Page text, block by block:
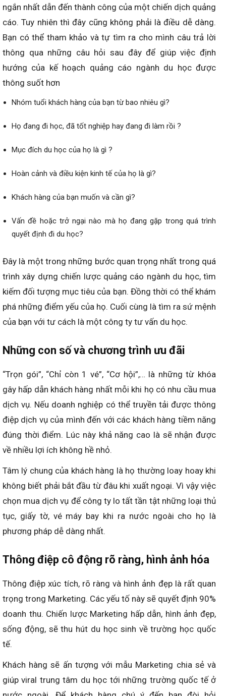
ngắn nhất dẫn đến thành công của một chiến dịch quảng
cáo. Tuy nhiên thì đây cũng không phải là điều dễ dàng.
Bạn có thể tham khảo và tự tìm ra cho mình câu trả lời
thông qua những câu hỏi sau đây để giúp việc định
hướng của kế hoạch quảng cáo ngành du học được
thông suốt hơn
Nhóm tuổi khách hàng của bạn từ bao nhiêu gì?
Họ đang đi học, đã tốt nghiệp hay đang đi làm rồi ?
Mục đích du học của họ là gì ?
Hoàn cảnh và điều kiện kinh tế của họ là gì?
Khách hàng của bạn muốn và cần gì?
Vấn đề hoặc trở ngại nào mà họ đang gặp trong quá trình
quyết định đi du học?
Đây là một trong những bước quan trọng nhất trong quá
trình xây dựng chiến lược quảng cáo ngành du học, tìm
kiếm đối tượng mục tiêu của bạn. Đồng thời có thể khám
phá những điểm yếu của họ. Cuối cùng là tìm ra sứ mệnh
của bạn với tư cách là một công ty tư vấn du học.
Những con số và chương trình ưu đãi
“Trọn gói”, “Chỉ còn 1 vé”, “Cơ hội”,… là những từ khóa
gây hấp dẫn khách hàng nhất mỗi khi họ có nhu cầu mua
dịch vụ. Nếu doanh nghiệp có thể truyền tải được thông
điệp dịch vụ của mình đến với các khách hàng tiềm năng
đúng thời điểm. Lúc này khả năng cao là sẽ nhận được
về nhiều lợi ích không hề nhỏ.
Tâm lý chung của khách hàng là họ thường loay hoay khi
không biết phải bắt đầu từ đâu khi xuất ngoại. Vì vậy việc
chọn mua dịch vụ để công ty lo tất tần tật những loại thủ
tục, giấy tờ, vé máy bay khi ra nước ngoài cho họ là
phương pháp dễ dàng nhất.
Thông điệp cô động rõ ràng, hình ảnh hóa
Thông điệp xúc tích, rõ ràng và hình ảnh đẹp là rất quan
trọng trong Marketing. Các yếu tố này sẽ quyết định 90%
doanh thu. Chiến lược Marketing hấp dẫn, hình ảnh đẹp,
sống động, sẽ thu hút du học sinh về trường học quốc
tế.
Khách hàng sẽ ấn tượng với mẫu Marketing chia sẻ và
giúp viral trung tâm du học tới những trường quốc tế ở